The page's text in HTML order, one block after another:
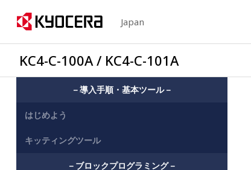
Japan
KC4-C-100A / KC4-C-101A
－導入手順・基本ツール－
はじめよう
キッティングツール
－ブロックプログラミング－